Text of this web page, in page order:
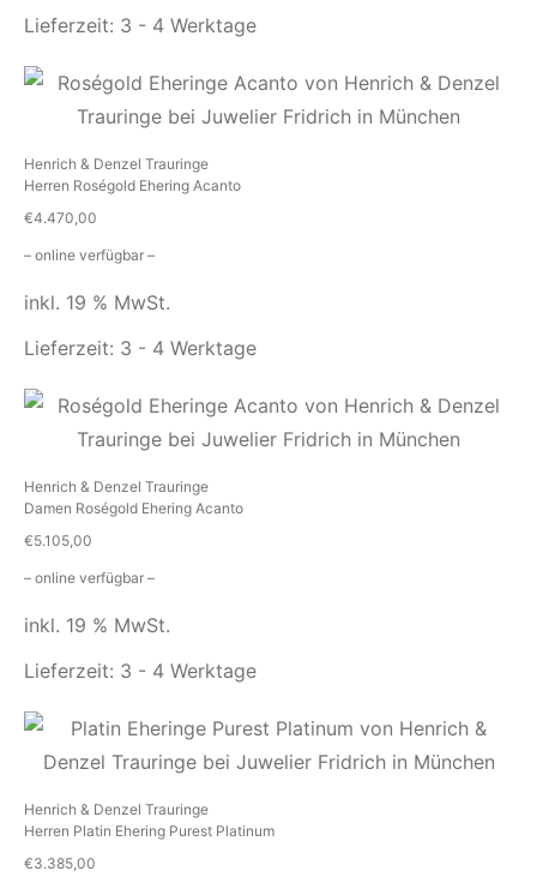
Lieferzeit: 3 - 4 Werktage
Henrich & Denzel Trauringe
Herren Roségold Ehering Acanto
€4.470,00
– online verfügbar –
inkl. 19 % MwSt.
Lieferzeit: 3 - 4 Werktage
Henrich & Denzel Trauringe
Damen Roségold Ehering Acanto
€5.105,00
– online verfügbar –
inkl. 19 % MwSt.
Lieferzeit: 3 - 4 Werktage
Henrich & Denzel Trauringe
Herren Platin Ehering Purest Platinum
€3.385,00